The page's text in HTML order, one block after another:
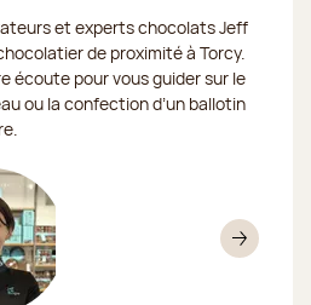
et experts chocolats Jeff
de proximité à Torcy.
écoute pour vous guider sur le
ou la confection d’un ballotin